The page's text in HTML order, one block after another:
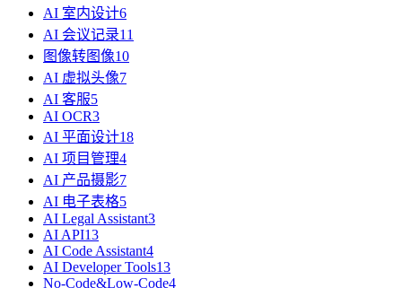
AI 室内设计6
AI 会议记录11
图像转图像10
AI 虚拟头像7
AI 客服5
AI OCR3
AI 平面设计18
AI 项目管理4
AI 产品摄影7
AI 电子表格5
AI Legal Assistant3
AI API13
AI Code Assistant4
AI Developer Tools13
No-Code&Low-Code4